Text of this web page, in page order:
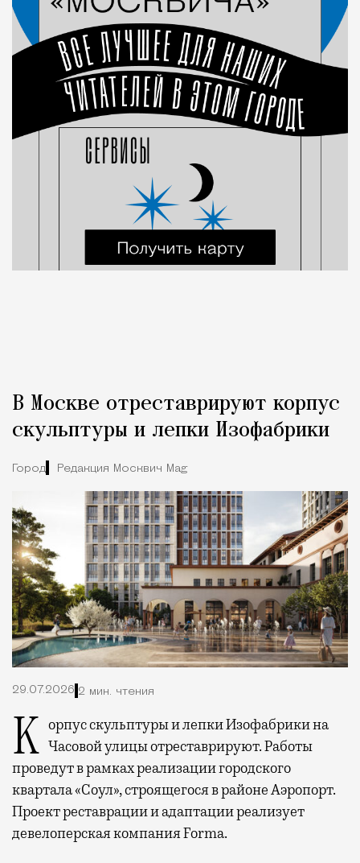
В Москве отреставрируют корпус
скульптуры и лепки Изофабрики
Город Редакция Москвич Mag
29.07.2026 2 мин. чтения
Корпус скульптуры и лепки Изофабрики на Часовой улицы отреставрируют. Работы
проведут в рамках реализации городского
квартала «Соул», строящегося в районе Аэропорт.
Проект реставрации и адаптации реализует
девелоперская компания Forma.